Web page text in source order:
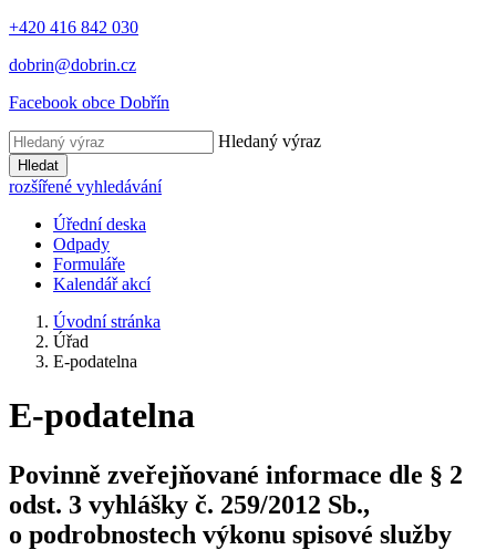
+420 416 842 030
dobrin@dobrin.cz
Facebook obce Dobřín
Hledaný výraz
Hledat
rozšířené vyhledávání
Úřední deska
Odpady
Formuláře
Kalendář akcí
Úvodní stránka
Úřad
E-podatelna
E-podatelna
Povinně zveřejňované informace dle § 2
odst. 3 vyhlášky č. 259/2012 Sb.,
o podrobnostech výkonu spisové služby